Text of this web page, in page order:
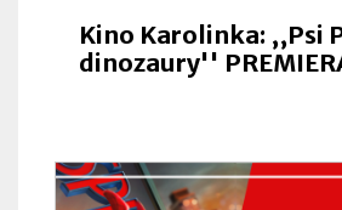
Kino Karolinka: ,,Psi
dinozaury''